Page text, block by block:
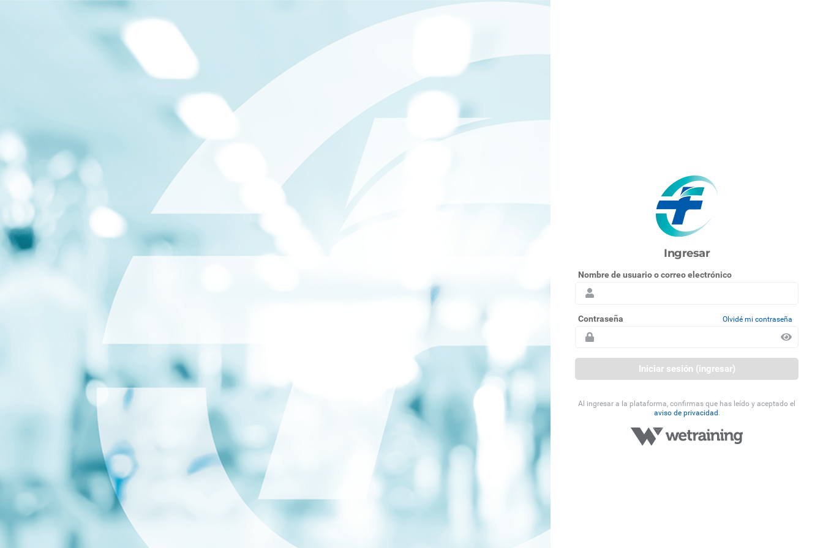
Ingresar
Nombre de usuario o correo electrónico
Contraseña Olvidé mi contraseña
Iniciar sesión (ingresar)
Al ingresar a la plataforma, confirmas que has leído y aceptado el
aviso de privacidad .